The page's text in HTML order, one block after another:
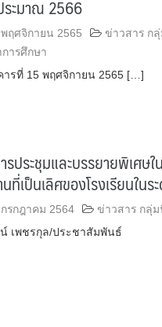
ะมาณ 2566
ฤศจิกายน 2565 ข่าวสาร ก
ารศึกษา
ารที่ 15 พฤศจิกายน 2565 […]
รประชุมและบรรยายพิเศษ
ที่เป็นเลิศของโรงเรียนใน
รกฎาคม 2564 ข่าวสาร กลุ่ม
เพชรกุล/ประชาสัมพันธ์